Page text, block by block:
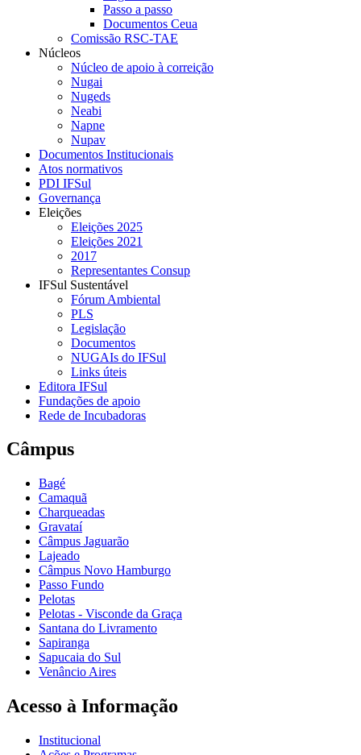
Passo a passo
Documentos Ceua
Comissão RSC-TAE
Núcleos
Núcleo de apoio à correição
Nugai
Nugeds
Neabi
Napne
Nupav
Documentos Institucionais
Atos normativos
PDI IFSul
Governança
Eleições
Eleições 2025
Eleições 2021
2017
Representantes Consup
IFSul Sustentável
Fórum Ambiental
PLS
Legislação
Documentos
NUGAIs do IFSul
Links úteis
Editora IFSul
Fundações de apoio
Rede de Incubadoras
Câmpus
Bagé
Camaquã
Charqueadas
Gravataí
Câmpus Jaguarão
Lajeado
Câmpus Novo Hamburgo
Passo Fundo
Pelotas
Pelotas - Visconde da Graça
Santana do Livramento
Sapiranga
Sapucaia do Sul
Venâncio Aires
Acesso à Informação
Institucional